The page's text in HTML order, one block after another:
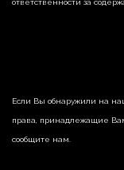
ответственности за
Если Вы обнаружили на
права, принадлежащие
сообщите нам.